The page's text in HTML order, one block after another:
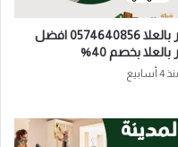
نجار بالعلا 0574640856 افضل
بالعلا بخصم 40%
4 أسابيع